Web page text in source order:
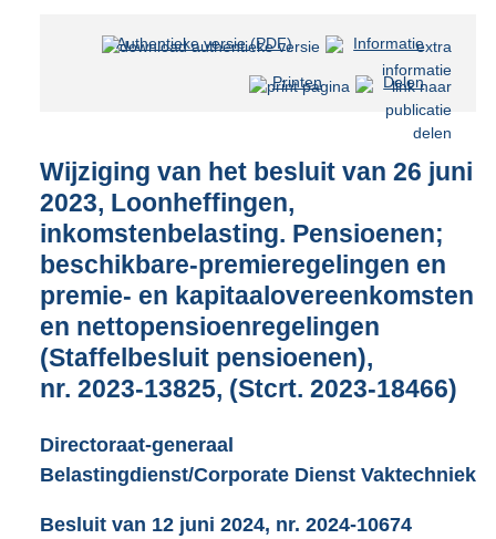
Authentieke versie (PDF)b
s
n
d
s
g
o
o
t
e
:
K
Informatie
Printen Delen
Wijziging van het besluit van 26 juni
2023, Loonheffingen,
inkomstenbelasting. Pensioenen;
beschikbare-premieregelingen en
premie- en kapitaalovereenkomsten
en nettopensioenregelingen
(Staffelbesluit pensioenen),
nr. 2023-13825, (Stcrt. 2023-18466)
Directoraat-generaal
Belastingdienst/Corporate Dienst Vaktechniek
Besluit van 12 juni 2024, nr. 2024-10674